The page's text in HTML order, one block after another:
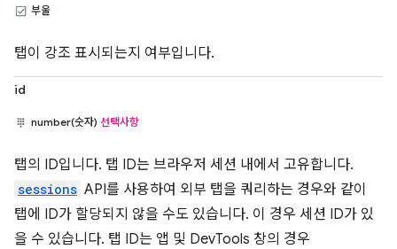
부울
탭이 강조 표시되는지 여부입니다.
id
number(숫자) 선택사항
탭의 ID입니다. 탭 ID는 브라우저 세션 내에서 고유합니다.
sessions API를 사용하여 외부 탭을 쿼리하는 경우와 같이
탭에 ID가 할당되지 않을 수도 있습니다. 이 경우 세션 ID가 있
을 수 있습니다. 탭 ID는 앱 및 DevTools 창의 경우